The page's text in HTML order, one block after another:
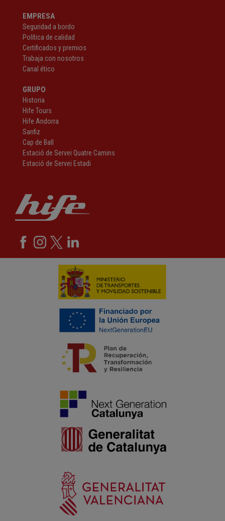
EMPRESA
Seguridad a bordo
Política de calidad
Certificados y premios
Trabaja con nosotros
Canal ético
GRUPO
Historia
Hife Tours
Hife Andorra
Sanfiz
Cap de Ball
Estació de Servei Quatre Camins
Estació de Servei Estadi